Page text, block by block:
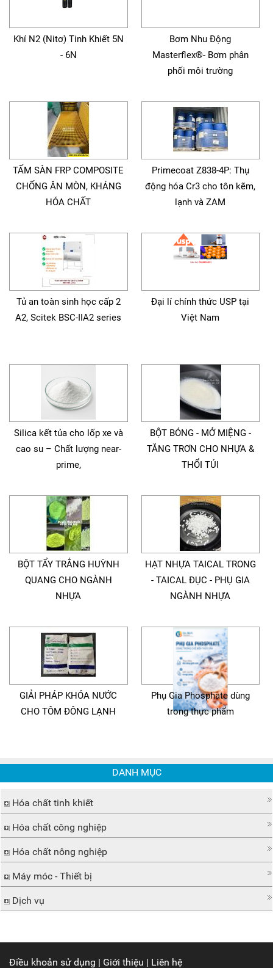
Khí N2 (Nitơ) Tinh Khiết 5N
- 6N
Bơm Nhu Động
Masterflex®- Bơm phân
phối môi trường
TẤM SÀN FRP COMPOSITE
CHỐNG ĂN MÒN, KHÁNG
HÓA CHẤT
Primecoat Z838-4P: Thụ
động hóa Cr3 cho tôn kẽm,
lạnh và ZAM
Tủ an toàn sinh học cấp 2
A2, Scitek BSC-IIA2 series
Đại lí chính thức USP tại
Việt Nam
Silica kết tủa cho lốp xe và
cao su – Chất lượng near-
prime,
BỘT BÓNG - MỞ MIỆNG -
TĂNG TRƠN CHO NHỰA &
THỔI TÚI
BỘT TẨY TRẮNG HUỲNH
QUANG CHO NGÀNH
NHỰA
HẠT NHỰA TAICAL TRONG
- TAICAL ĐỤC - PHỤ GIA
NGÀNH NHỰA
GIẢI PHÁP KHÓA NƯỚC
CHO TÔM ĐÔNG LẠNH
Phụ Gia Phosphate dùng
trong thực phẩm
DANH MỤC
Hóa chất tinh khiết
Hóa chất công nghiệp
Hóa chất nông nghiệp
Máy móc - Thiết bị
Dịch vụ
Điều khoản sử dụng | Giới thiệu | Liên hệ